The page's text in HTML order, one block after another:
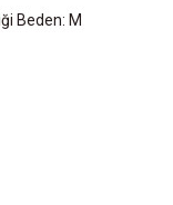
Beden: M